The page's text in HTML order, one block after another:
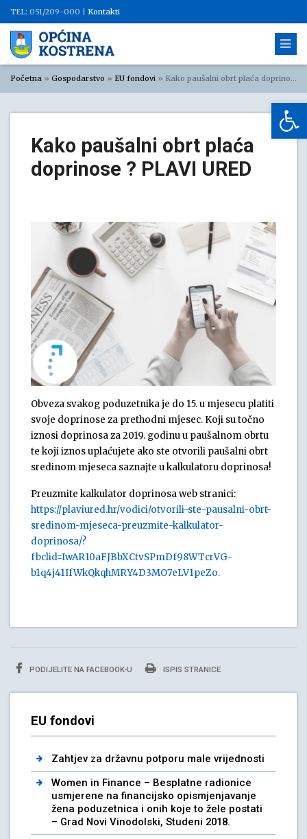
TEL: 051/209-000 | Kontakti
Početna » Gospodarstvo » EU fondovi » Kako paušalni obrt plaća doprinose ? PLAVI URED
Kako paušalni obrt plaća
doprinose ? PLAVI URED
Obveza svakog poduzetnika je do 15. u mjesecu platiti
svoje doprinose za prethodni mjesec. Koji su točno
iznosi doprinosa za 2019. godinu u paušalnom obrtu
te koji iznos uplaćujete ako ste otvorili paušalni obrt
sredinom mjeseca saznajte u kalkulatoru doprinosa!
Preuzmite kalkulator doprinosa web stranici:
https://plaviured.hr/vodici/otvorili-ste-pausalni-obrt-
sredinom-mjeseca-preuzmite-kalkulator-
doprinosa/?
fbclid=IwAR10aFJBbXCtvSPmDf98WTcrVG-
b1q4j41IfWkQkqhMRY4D3MO7eLV1peZo.
PODIJELITE NA FACEBOOK-U ISPIS STRANICE
EU fondovi
Zahtjev za državnu potporu male vrijednosti
Women in Finance – Besplatne radionice
usmjerene na financijsko opismjenjavanje
žena poduzetnica i onih koje to žele postati
– Grad Novi Vinodolski, Studeni 2018.